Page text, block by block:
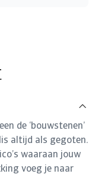
de ‘bouwstenen’
altijd als gegoten.
waaraan jouw
voeg je naar